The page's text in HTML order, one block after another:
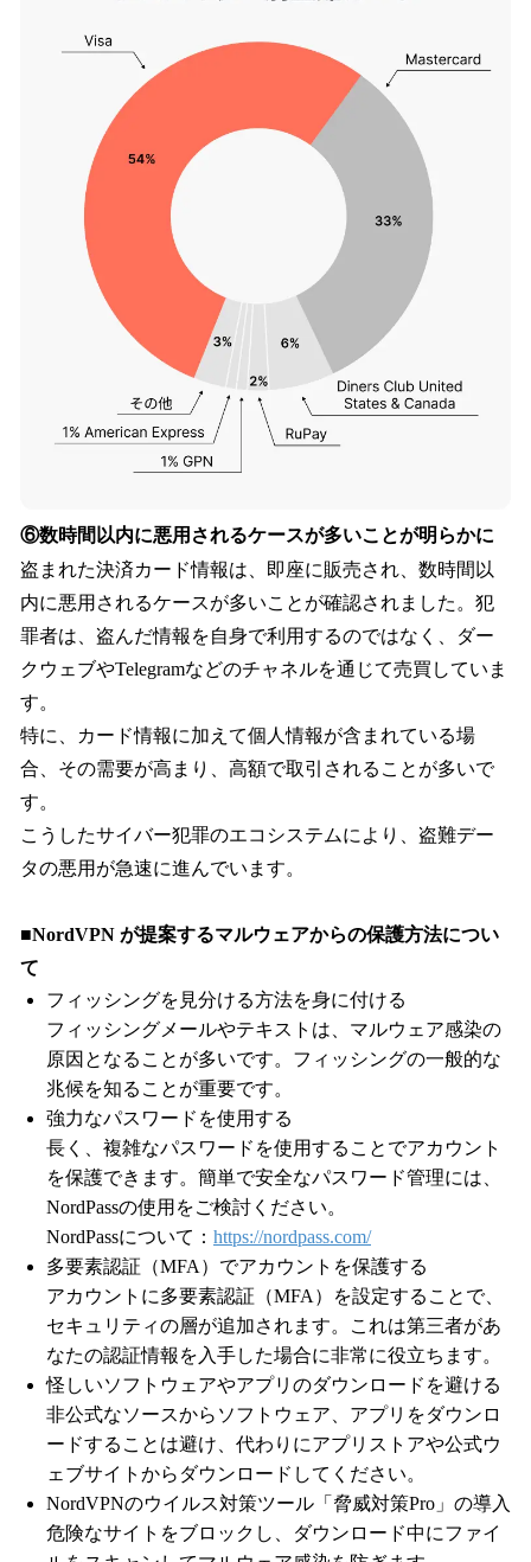
⑥数時間以内に悪用されるケースが多いことが明らかに
盗まれた決済カード情報は、即座に販売され、数時間以
内に悪用されるケースが多いことが確認されました。犯
罪者は、盗んだ情報を自身で利用するのではなく、ダー
クウェブやTelegramなどのチャネルを通じて売買していま
す。
特に、カード情報に加えて個人情報が含まれている場
合、その需要が高まり、高額で取引されることが多いで
す。
こうしたサイバー犯罪のエコシステムにより、盗難デー
タの悪用が急速に進んでいます。
■NordVPN が提案するマルウェアからの保護方法につい
て
フィッシングを見分ける方法を身に付ける
フィッシングメールやテキストは、マルウェア感染の
原因となることが多いです。フィッシングの一般的な
兆候を知ることが重要です。
強力なパスワードを使用する
長く、複雑なパスワードを使用することでアカウント
を保護できます。簡単で安全なパスワード管理には、
NordPassの使用をご検討ください。
NordPassについて： https://nordpass.com/
多要素認証（MFA）でアカウントを保護する
アカウントに多要素認証（MFA）を設定することで、
セキュリティの層が追加されます。これは第三者があ
なたの認証情報を入手した場合に非常に役立ちます。
怪しいソフトウェアやアプリのダウンロードを避ける
非公式なソースからソフトウェア、アプリをダウンロ
ードすることは避け、代わりにアプリストアや公式ウ
ェブサイトからダウンロードしてください。
NordVPNのウイルス対策ツール「脅威対策Pro」の導入
危険なサイトをブロックし、ダウンロード中にファイ